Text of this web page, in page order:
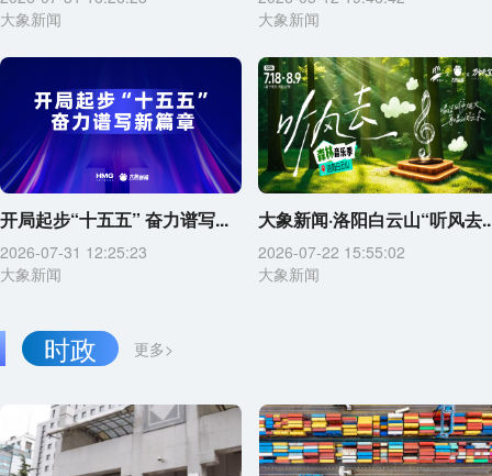
大象新闻
大象新闻
开局起步“十五五” 奋力谱写...
2026-07-31 12:25:23
大象新闻
大象新闻·洛阳白云山“听风去
2026-07-22 15:55:02
大象新闻
更多>
时政